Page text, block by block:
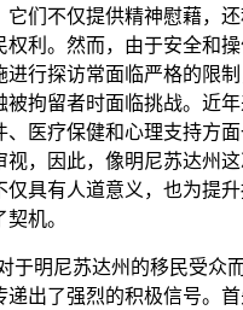
它们不仅提供精神慰藉，
权利。然而，由于安全和
进行探访常面临严格的限
被拘留者时面临挑战。近
、医疗保健和心理支持方
视，因此，像明尼苏达州
仅具有人道意义，也为提
机。
于明尼苏达州的移民受众
递出了强烈的积极信号。